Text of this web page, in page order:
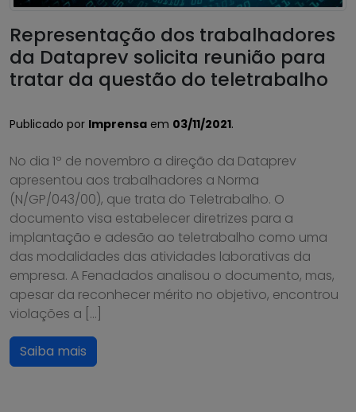
Representação dos trabalhadores
da Dataprev solicita reunião para
tratar da questão do teletrabalho
Publicado por Imprensa em 03/11/2021.
No dia 1º de novembro a direção da Dataprev
apresentou aos trabalhadores a Norma
(N/GP/043/00), que trata do Teletrabalho. O
documento visa estabelecer diretrizes para a
implantação e adesão ao teletrabalho como uma
das modalidades das atividades laborativas da
empresa. A Fenadados analisou o documento, mas,
apesar da reconhecer mérito no objetivo, encontrou
violações a […]
Saiba mais